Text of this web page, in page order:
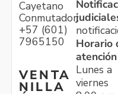
Cayetano
Conmutador:
+57 (601)
7965150
VENTA
NILLA
Horario
atención
Lunes a
viernes